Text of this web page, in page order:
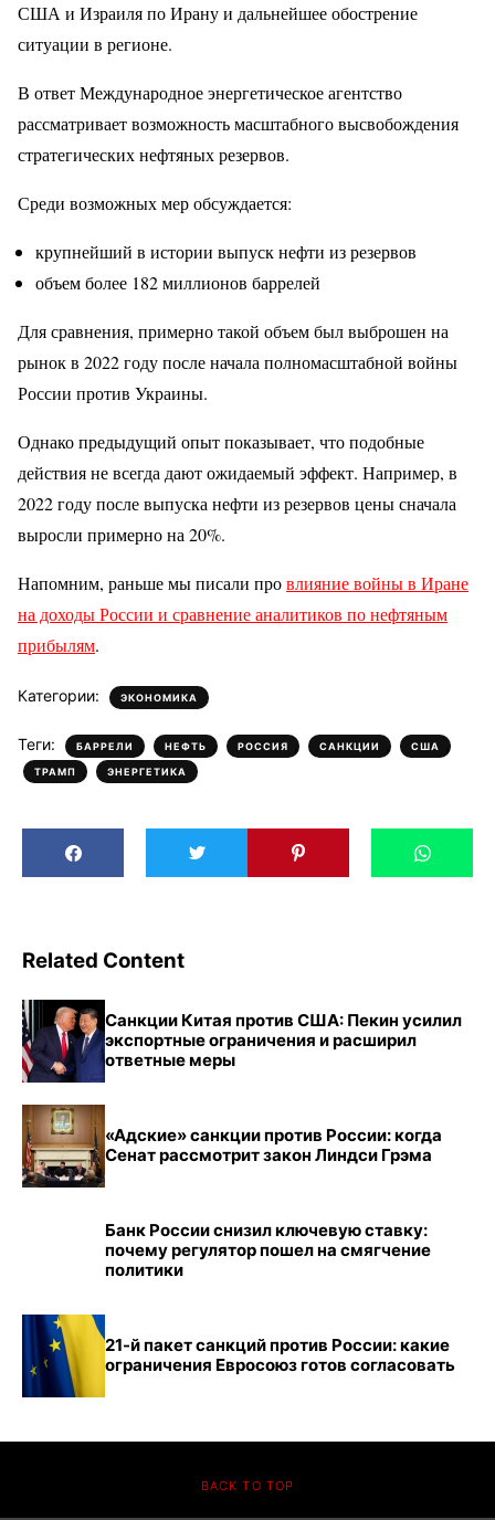
США и Израиля по Ирану и дальнейшее обострение
ситуации в регионе.
В ответ Международное энергетическое агентство
рассматривает возможность масштабного высвобождения
стратегических нефтяных резервов.
Среди возможных мер обсуждается:
крупнейший в истории выпуск нефти из резервов
объем более 182 миллионов баррелей
Для сравнения, примерно такой объем был выброшен на
рынок в 2022 году после начала полномасштабной войны
России против Украины.
Однако предыдущий опыт показывает, что подобные
действия не всегда дают ожидаемый эффект. Например, в
2022 году после выпуска нефти из резервов цены сначала
выросли примерно на 20%.
Напомним, раньше мы писали провлияние войны в Иране
на доходы России и сравнение аналитиков по нефтяным
прибылям.
Категории: ЭКОНОМИКА
Теги: БАРРЕЛИ , НЕФТЬ , РОССИЯ , САНКЦИИ , США ,
ТРАМП , ЭНЕРГЕТИКА
Related Content
Санкции Китая против США: Пекин усилил
экспортные ограничения и расширил
ответные меры
«Адские» санкции против России: когда
Сенат рассмотрит закон Линдси Грэма
Банк России снизил ключевую ставку:
почему регулятор пошел на смягчение
политики
21-й пакет санкций против России: какие
ограничения Евросоюз готов согласовать
BACK TO TOP